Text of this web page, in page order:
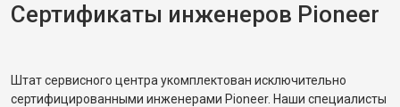
Сертификаты инженеров Pioneer
Штат сервисного центра укомплектован исключительно
сертифицированными инженерами Pioneer. Наши специалисты